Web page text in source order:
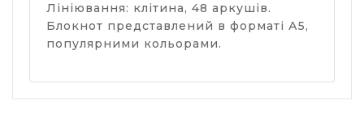
Лініювання: клітина, 48 аркушів.
Блокнот представлений в форматі А5,
популярними кольорами.